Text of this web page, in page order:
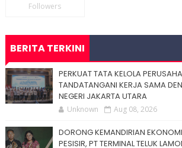
Followers
BERITA TERKINI
PERKUAT TATA KELOLA
TANDATANGANI KERJA SAMA
NEGERI JAKARTA UTARA
Unknown Aug 08, 2026
DORONG KEMANDIRIAN
PESISIR, PT TERMINAL TELUK